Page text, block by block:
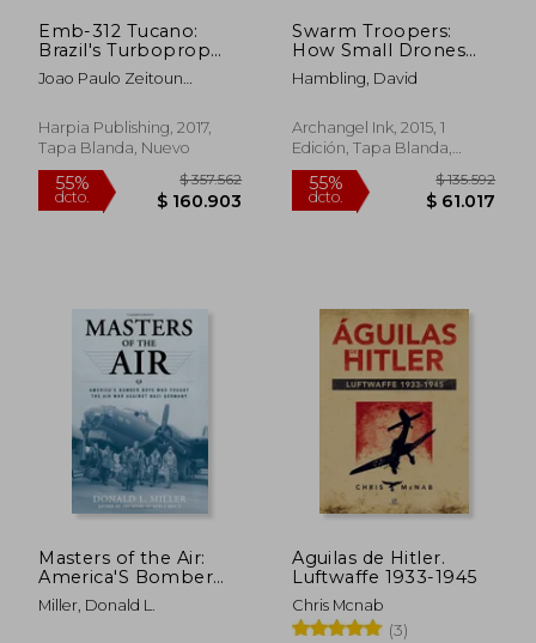
Emb-312 Tucano:
Brazil's Turboprop
Success Story (en
Inglés)
Joao Paulo Zeitoun
Harpia Publishing, 2017,
Tapa Blanda, Nuevo
55%
Swarm Troopers:
How Small Drones
Will Conquer the
World (en Inglés)
Hambling, David
Archangel Ink, 2015, 1
Edición, Tapa Blanda,
Nuevo
55%
dcto.
Masters of the Air:
America'S Bomber
Boys who Fought the
air war Against Nazi
Miller, Donald L.
Aguilas de Hitler.
Luftwaffe 1933-1945
Chris Mcnab
(3)